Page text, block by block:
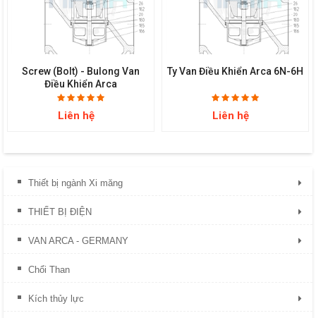
Screw (bolt) - Bulong Van
Điều Khiển Arca
Liên hệ
Ty Van Điều Khiển Arca 6N-6H
Liên hệ
Thiết bị ngành Xi măng
THIẾT BỊ ĐIỆN
VAN ARCA - GERMANY
Chổi Than
Kích thủy lực